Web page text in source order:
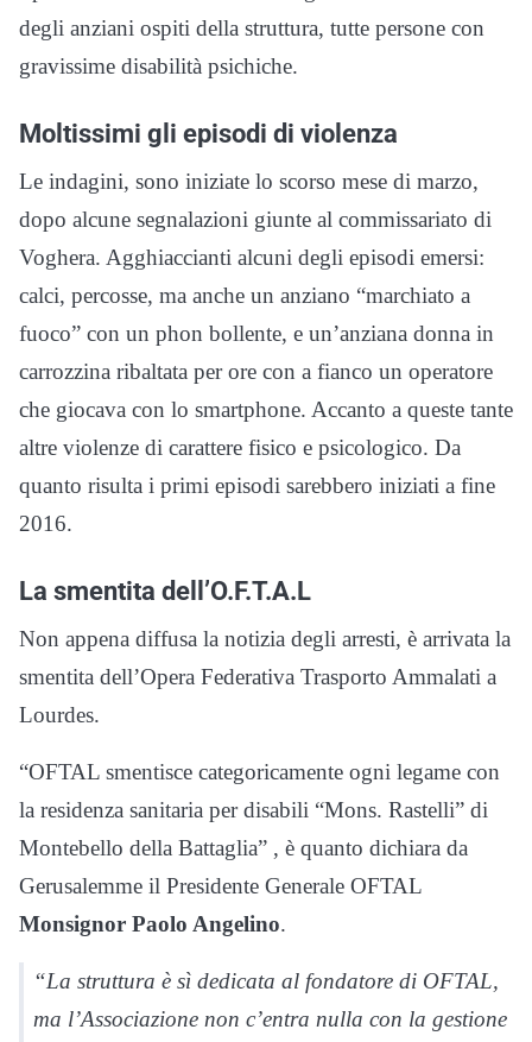
degli anziani ospiti della struttura, tutte persone con
gravissime disabilità psichiche.
Moltissimi gli episodi di violenza
Le indagini, sono iniziate lo scorso mese di marzo,
dopo alcune segnalazioni giunte al commissariato di
Voghera. Agghiaccianti alcuni degli episodi emersi:
calci, percosse, ma anche un anziano “marchiato a
fuoco” con un phon bollente, e un’anziana donna in
carrozzina ribaltata per ore con a fianco un operatore
che giocava con lo smartphone. Accanto a queste tante
altre violenze di carattere fisico e psicologico. Da
quanto risulta i primi episodi sarebbero iniziati a fine
2016.
La smentita dell’O.F.T.A.L
Non appena diffusa la notizia degli arresti, è arrivata la
smentita dell’Opera Federativa Trasporto Ammalati a
Lourdes.
“OFTAL smentisce categoricamente ogni legame con
la residenza sanitaria per disabili “Mons. Rastelli” di
Montebello della Battaglia” , è quanto dichiara da
Gerusalemme il Presidente Generale OFTAL
Monsignor Paolo Angelino.
“La struttura è sì dedicata al fondatore di OFTAL,
ma l’Associazione non c’entra nulla con la gestione